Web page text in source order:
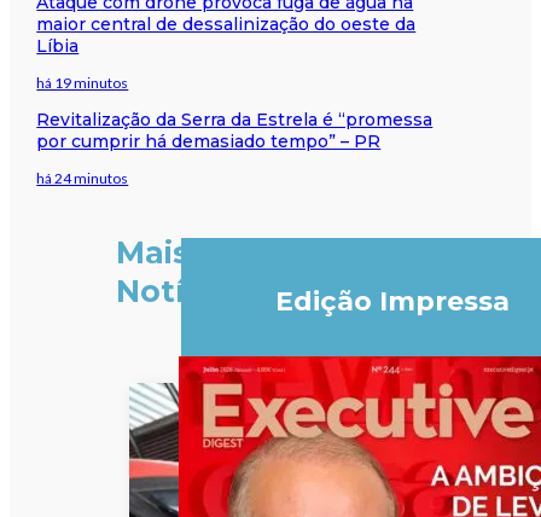
maior central de dessalinização do oeste da
Líbia
há 19 minutos
Revitalização da Serra da Estrela é “promessa
por cumprir há demasiado tempo” – PR
há 24 minutos
Mais
Notícias
Edição Impressa